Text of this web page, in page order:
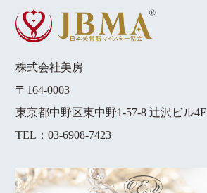
株式会社美房
〒164-0003
東京都中野区東中野1-57-8 辻沢ビル4F
TEL：03-6908-7423